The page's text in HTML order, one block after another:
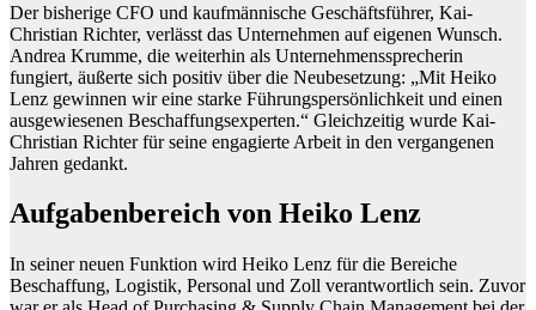
Der bisherige CFO und kaufmännische Geschäftsführer, Kai-
Christian Richter, verlässt das Unternehmen auf eigenen Wunsch.
Andrea Krumme, die weiterhin als Unternehmenssprecherin
fungiert, äußerte sich positiv über die Neubesetzung: „Mit Heiko
Lenz gewinnen wir eine starke Führungspersönlichkeit und einen
ausgewiesenen Beschaffungsexperten.“ Gleichzeitig wurde Kai-
Christian Richter für seine engagierte Arbeit in den vergangenen
Jahren gedankt.
Aufgabenbereich von Heiko Lenz
In seiner neuen Funktion wird Heiko Lenz für die Bereiche
Beschaffung, Logistik, Personal und Zoll verantwortlich sein. Zuvor